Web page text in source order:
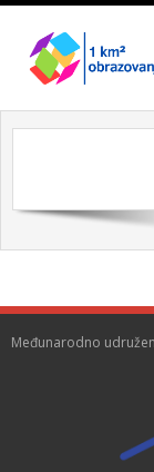
Skip
content
Međunarodno